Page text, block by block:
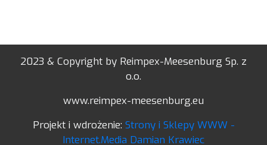
2023 & Copyright by Reimpex-Meesenburg Sp. z
o.o.
www.reimpex-meesenburg.eu
Projekt i wdrożenie: Strony i Sklepy WWW -
Internet.Media Damian Krawiec